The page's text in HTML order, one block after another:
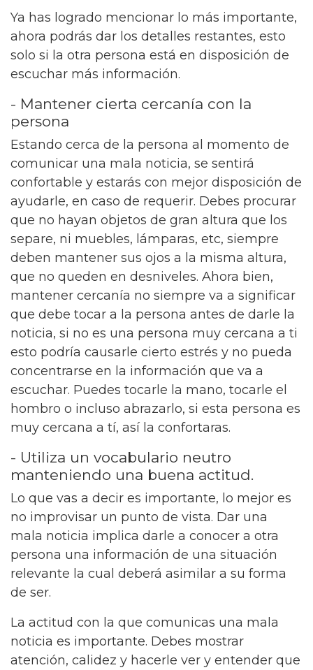
Ya has logrado mencionar lo más importante,
ahora podrás dar los detalles restantes, esto
solo si la otra persona está en disposición de
escuchar más información.
- Mantener cierta cercanía con la
persona
Estando cerca de la persona al momento de
comunicar una mala noticia, se sentirá
confortable y estarás con mejor disposición de
ayudarle, en caso de requerir. Debes procurar
que no hayan objetos de gran altura que los
separe, ni muebles, lámparas, etc, siempre
deben mantener sus ojos a la misma altura,
que no queden en desniveles. Ahora bien,
mantener cercanía no siempre va a significar
que debe tocar a la persona antes de darle la
noticia, si no es una persona muy cercana a ti
esto podría causarle cierto estrés y no pueda
concentrarse en la información que va a
escuchar. Puedes tocarle la mano, tocarle el
hombro o incluso abrazarlo, si esta persona es
muy cercana a tí, así la confortaras.
- Utiliza un vocabulario neutro
manteniendo una buena actitud.
Lo que vas a decir es importante, lo mejor es
no improvisar un punto de vista. Dar una
mala noticia implica darle a conocer a otra
persona una información de una situación
relevante la cual deberá asimilar a su forma
de ser.
La actitud con la que comunicas una mala
noticia es importante. Debes mostrar
atención, calidez y hacerle ver y entender que